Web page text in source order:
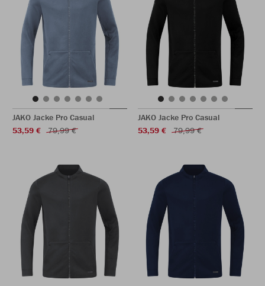
JAKO Jacke Pro Casual
53,59 €
79,99 €
JAKO Jacke Pro Casual
53,59 €
79,99 €